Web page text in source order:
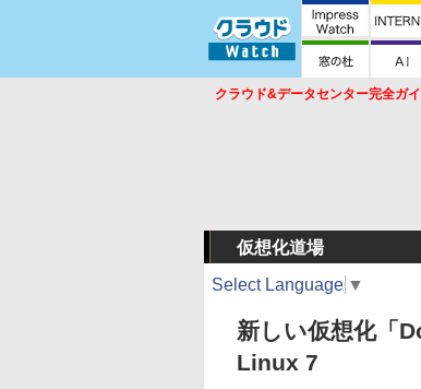
クラウド&データセンター完全ガ
仮想化道場
Select Language ▼
新しい仮想化「
Linux 7